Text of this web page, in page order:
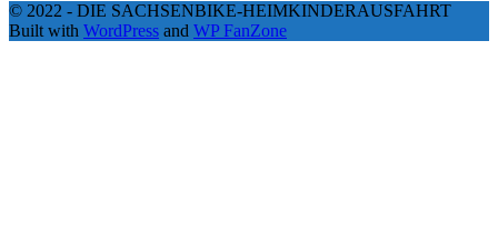
© 2022 - DIE SACHSENBIKE-HEIMKINDERAUSFAHRT
Built with WordPress and WP FanZone